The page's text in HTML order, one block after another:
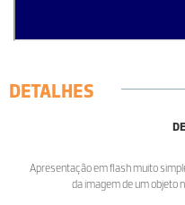
DETALHES
Apresentação em flash muito
da imagem de um objeto